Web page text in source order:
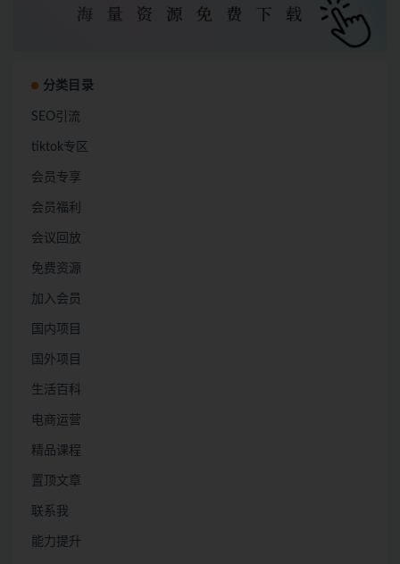
分类目录
SEO引流
tiktok专区
会员专享
会员福利
会议回放
免费资源
加入会员
国内项目
国外项目
生活百科
电商运营
精品课程
置顶文章
联系我
能力提升